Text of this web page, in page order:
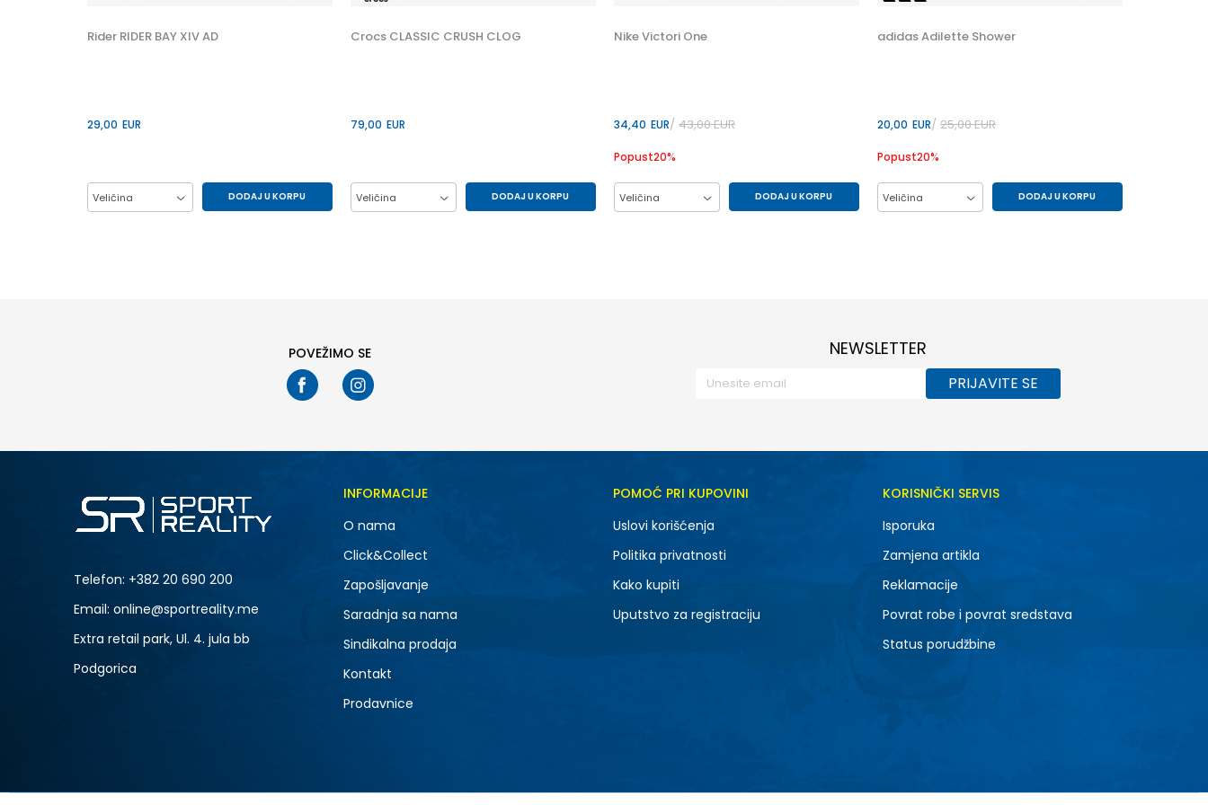
Rider RIDER BAY XIV AD
29,00 EUR
Veličina DODAJ U KORPU
Crocs CLASSIC CRUSH CLOG
79,00 EUR
Veličina DODAJ U KORPU
Nike Victori One
34,40 EUR 43,00EUR
Popust20%
Veličina DODAJ U KORPU
adidas Adilette Shower
20,00 EUR 25,00EUR
Popust20%
Veličina DODAJ U KORPU
POVEŽIMO SE NEWSLETTER
PRIJAVITE SE
Telefon: +382 20 690 200
Email: online@sportreality.me
Extra retail park, Ul. 4. jula bb
Podgorica
INFORMACIJE
O nama
Click&Collect
Zapošljavanje
Saradnja sa nama
Sindikalna prodaja
Kontakt
Prodavnice
POMOĆ PRI KUPOVINI
Uslovi korišćenja
Politika privatnosti
Kako kupiti
Uputstvo za registraciju
KORISNIČKI SERVIS
Isporuka
Zamjena artikla
Reklamacije
Povrat robe i povrat sredstava
Status porudžbine